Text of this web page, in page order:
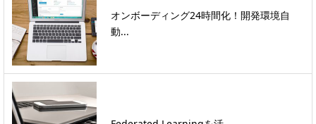
オンボーディング24時間化！開発環境自
動...